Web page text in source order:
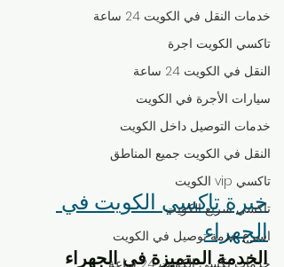
خدمات النقل في الكويت 24 ساعة
تاكسي الكويت اجرة
النقل في الكويت 24 ساعة
سيارات الأجرة في الكويت
خدمات التوصيل داخل الكويت
النقل في الكويت جميع المناطق
تاكسي vip الكويت
تاكسي سريع الكويت
اسرع خدمة توصيل في الكويت
خدمات تكسي الكويت 24 ساعة
خبرة تاكسي الكويت في
الجهراء
الخدمة المتميزة في الجهراء